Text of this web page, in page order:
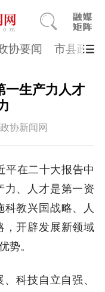
协要闻 市县政协
一生产力人才
协新闻网
平在二十大报告中
力、人才是第一资
教兴国战略、人
，开辟发展新领域
势。
科技自立自强、